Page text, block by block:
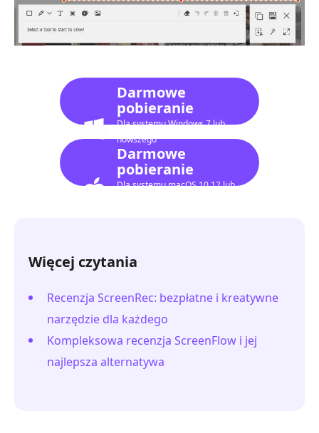
Darmowe
pobieranie
Dla systemu Windows 7 lub
nowszego
Darmowe
pobieranie
Dla systemu macOS 10.12 lub
Więcej czytania
Recenzja ScreenRec: bezpłatne i kreatywne
narzędzie dla każdego
Kompleksowa recenzja ScreenFlow i jej
najlepsza alternatywa